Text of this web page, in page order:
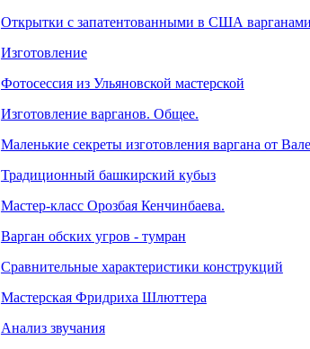
Открытки с запатентованными в США варганами
Изготовление
Фотосессия из Ульяновской мастерской
Изготовление варганов. Общее.
Маленькие секреты изготовления варгана от
Традиционный башкирский кубыз
Мастер-класс Орозбая Кенчинбаева.
Варган обских угров - тумран
Сравнительные характеристики конструкций
Мастерская Фридриха Шлюттера
Анализ звучания